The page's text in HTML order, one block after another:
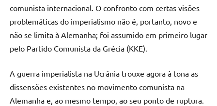
comunista internacional. O confronto com certas visões
problemáticas do imperialismo não é, portanto, novo e
não se limita à Alemanha; foi assumido em primeiro lugar
pelo Partido Comunista da Grécia (KKE).
A guerra imperialista na Ucrânia trouxe agora à tona as
dissensões existentes no movimento comunista na
Alemanha e, ao mesmo tempo, ao seu ponto de ruptura.